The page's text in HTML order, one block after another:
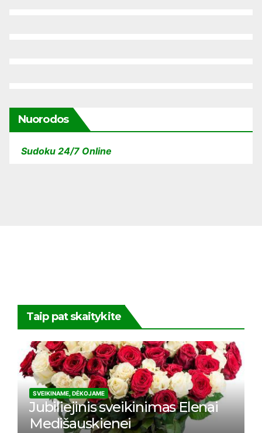
Nuorodos
Sudoku 24/7 Online
Taip pat skaitykite
SVEIKINAME, DĖKOJAME
Jubiliejinis sveikinimas Elenai
Medišauskienei